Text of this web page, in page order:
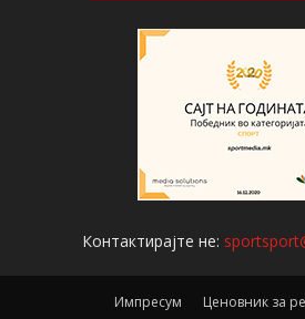
Контактирајте не:
Импресум Ценовник за